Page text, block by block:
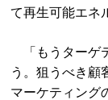
て再生可能エネ
「もうターゲ
う。狙うべき顧
マーケティング